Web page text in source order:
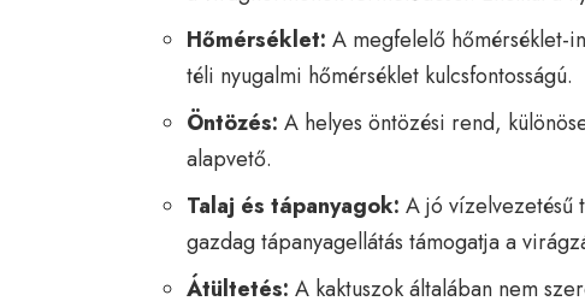
Hőmérséklet: A megfelelő hőmérséklet-
téli nyugalmi hőmérséklet kulcsfontosságú.
Öntözés: A helyes öntözési rend,
alapvető.
Talaj és tápanyagok: A jó vízelvezetésű
gazdag tápanyagellátás támogatja a
Átültetés: A kaktuszok általában nem